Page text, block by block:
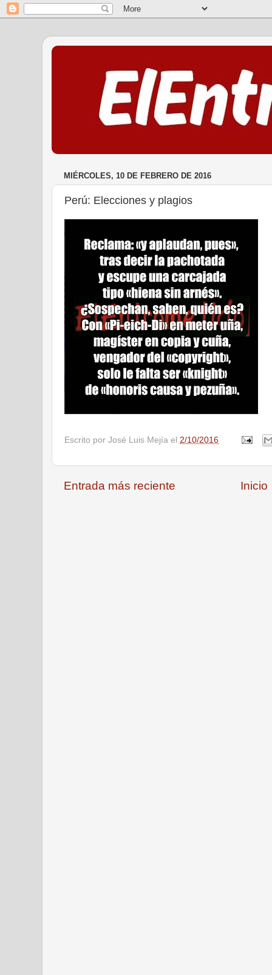
MIÉRCOLES, 10 DE FEBRERO DE 2016
Perú: Elecciones y plagios
Escrito por José Luis Mejía el 2/10/2016
Entrada más reciente Inicio